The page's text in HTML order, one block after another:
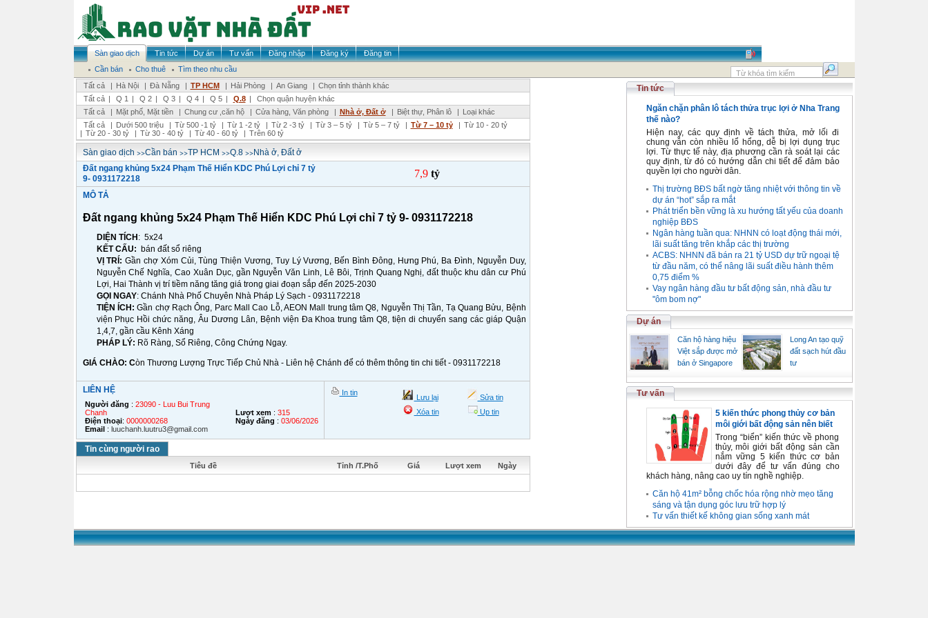
Sàn giao dịch Tin tức Dự án Tư vấn Đăng nhập Đăng ký
Đăng tin
Cần bán
Cho thuê
Tìm theo nhu cầu
Tất cả
| Hà Nội | Đà Nẵng | TP HCM | Hải Phòng | An Giang | Chọn tỉnh thành khác
Tất cả | Q 1 | Q 2 | Q 3 | Q 4 | Q 5 | Q.8 |
Chọn quận huyện khác
Tất cả
| Mặt phố, Mặt tiền | Chung cư ,căn hộ | Cửa hàng, Văn phòng | Nhà ở, Đất ở | Biệt thự, Phân lô | Loại khác
Tất cả
| Dưới 500 triệu | Từ 500 -1 tỷ | Từ 1 -2 tỷ | Từ 2 -3 tỷ | Từ 3 – 5 tỷ | Từ 5 – 7 tỷ | Từ 7 – 10 tỷ | Từ 10 - 20 tỷ
| Từ 20 - 30 tỷ | Từ 30 - 40 tỷ | Từ 40 - 60 tỷ | Trên 60 tỷ
Sàn giao dịch >>Cần bán >>TP HCM >>Q.8>>Nhà ở, Đất ở
Đất ngang khủng 5x24 Phạm Thế Hiển KDC Phú Lợi chỉ 7 tỷ
9- 0931172218
7,9 tỷ
MÔ TẢ
Đất ngang khủng 5x24 Phạm Thế Hiển KDC Phú Lợi chỉ 7 tỷ 9- 0931172218
DIỆN TÍCH : 5x24
KẾT CẤU: bán đất sổ riêng
VỊ TRÍ:Gần chợ Xóm Củi, Tùng Thiện Vương, Tuy Lý Vương, Bến Bình Đông, Hưng Phú, Ba Đình, Nguyễn Duy,
Nguyễn Chế Nghĩa, Cao Xuân Dục, gần Nguyễn Văn Linh, Lê Bôi, Trịnh Quang Nghị, đất thuộc khu dân cư Phú
Lợi, Hai Thành vị trí tiềm năng tăng giá trong giai đoạn sắp đến 2025-2030
GỌI NGAY: Chánh Nhà Phố Chuyên Nhà Pháp Lý Sạch - 0931172218
TIỆN ÍCH: Gần chợ Rạch Ông, Parc Mall Cao Lỗ, AEON Mall trung tâm Q8, Nguyễn Thị Tần, Tạ Quang Bửu, Bệnh
viện Phục Hồi chức năng, Âu Dương Lân, Bệnh viện Đa Khoa trung tâm Q8, tiện di chuyển sang các giáp Quận
1,4,7, gần cầu Kênh Xáng
PHÁP LÝ: Rõ Ràng, Sổ Riêng, Công Chứng Ngay.
GIÁ CHÀO: Còn Thương Lượng Trực Tiếp Chủ Nhà - Liên hệ Chánh để có thêm thông tin chi tiết - 0931172218
LIÊN HỆ
Người đăng : 23090 - Luu Bui Trung
Chanh
Điện thoại: 0000000268
Email: luuchanh.luutru3@gmail.com
Lượt xem: 315
Ngày đăng : 03/06/2026
In tin
Lưu lại
Sửa tin
Xóa tin
Up tin
Tin cùng người rao
Tiêu đề Tỉnh /T.Phố Giá Lượt xem Ngày
Tin tức
Ngăn chặn phân lô tách thửa trục lợi ở Nha Trang
thế nào?
Hiện nay, các quy định về tách thửa, mở lối đi
chung vẫn còn nhiều lổ hổng, dễ bị lợi dụng trục
lợi. Từ thực tế này, địa phương cần rà soát lại các
quy định, từ đó có hướng dẫn chi tiết để đảm bảo
quyền lợi cho người dân.
Thị trường BĐS bất ngờ tăng nhiệt với thông tin về
dự án “hot” sắp ra mắt
Phát triển bền vững là xu hướng tất yếu của doanh
nghiệp BĐS
Ngân hàng tuần qua: NHNN có loạt động thái mới,
lãi suất tăng trên khắp các thị trường
ACBS: NHNN đã bán ra 21 tỷ USD dự trữ ngoại tệ
từ đầu năm, có thể nâng lãi suất điều hành thêm
0,75 điểm %
Vay ngân hàng đầu tư bất động sản, nhà đầu tư
"ôm bom nợ"
Dự án
Căn hộ hàng hiệu
Việt sắp được mở
bán ở Singapore
Long An tạo quỹ
đất sạch hút đầu
tư
Tư vấn
5 kiến thức phong thủy cơ bản
môi giới bất động sản nên biết
Trong “biển” kiến thức về phong
thủy, môi giới bất động sản cần
nắm vững 5 kiến thức cơ bản
dưới đây để tư vấn đúng cho
khách hàng, nâng cao uy tín nghề nghiệp.
Căn hộ 41m² bỗng chốc hóa rộng nhờ mẹo tăng
sáng và tận dụng góc lưu trữ hợp lý
Tư vấn thiết kế không gian sống xanh mát